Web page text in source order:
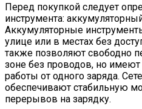
Перед покупкой следует
инструмента:
Аккумуляторные
улице или в местах без
также позволяют свободно
зоне без проводов, но
работы от одного заряда.
обеспечивают стабильную
перерывов на зарядку.